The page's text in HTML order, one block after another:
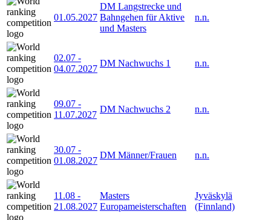
01.05.2027
DM Langstrecke und
Bahngehen für Aktive
und Masters
n.n.
02.07 -
04.07.2027
DM Nachwuchs 1 n.n.
09.07 -
11.07.2027
DM Nachwuchs 2 n.n.
30.07 -
01.08.2027
DM Männer/Frauen n.n.
11.08 -
21.08.2027
Masters
Europameisterschaften
Jyväskylä
(Finnland)